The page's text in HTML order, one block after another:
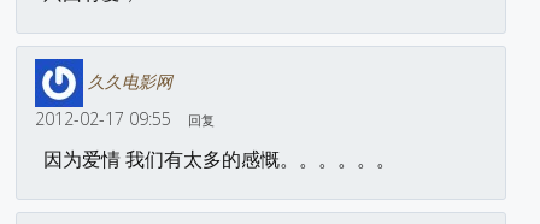
久久电影网
2012-02-17 09:55
回复
因为爱情 我们有太多的感慨。。。。。。